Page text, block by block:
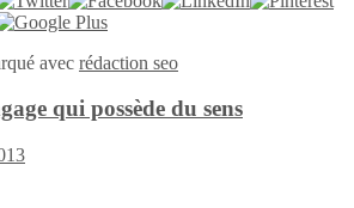
avec rédaction seo
qui possède du sens